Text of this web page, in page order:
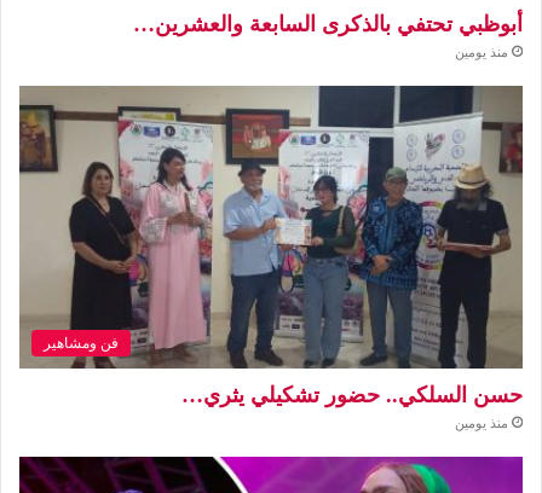
أبوظبي تحتفي بالذكرى السابعة والعشرين…
منذ يومين
فن ومشاهير
حسن السلكي.. حضور تشكيلي يثري…
منذ يومين